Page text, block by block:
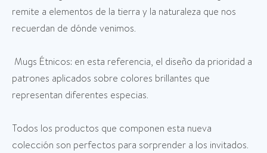
remite a elementos de la tierra y la naturaleza que nos
recuerdan de dónde venimos.
Mugs Étnicos: en esta referencia, el diseño da prioridad a
patrones aplicados sobre colores brillantes que
representan diferentes especias.
Todos los productos que componen esta nueva
colección son perfectos para sorprender a los invitados.